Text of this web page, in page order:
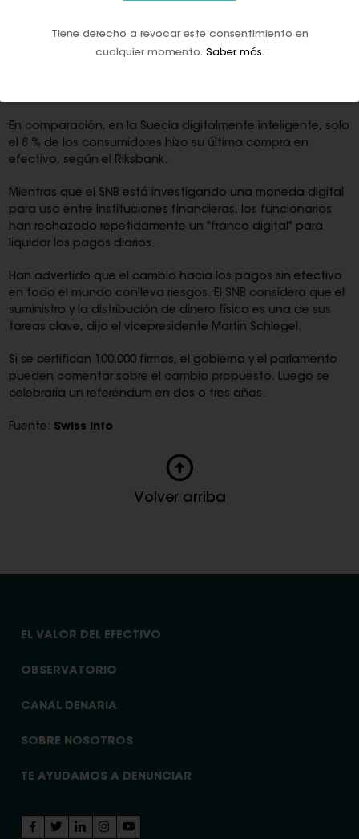
fines del año pasado, el 29% de las transacciones se
En comparación, en la Suecia digitalmente inteligente, solo
el 8 % de los consumidores hizo su última compra en
efectivo, según el Riksbank.
Mientras que el SNB está investigando una moneda digital
para uso entre instituciones financieras, los funcionarios
han rechazado repetidamente un "franco digital" para
liquidar los pagos diarios.
Han advertido que el cambio hacia los pagos sin efectivo
en todo el mundo conlleva riesgos. El SNB considera que el
suministro y la distribución de dinero físico es una de sus
tareas clave, dijo el vicepresidente Martin Schlegel.
Si se certifican 100.000 firmas, el gobierno y el parlamento
pueden comentar sobre el cambio propuesto. Luego se
celebraría un referéndum en dos o tres años.
Fuente: Swiss Info
Volver arriba
EL VALOR DEL EFECTIVO
OBSERVATORIO
CANAL DENARIA
SOBRE NOSOTROS
TE AYUDAMOS A DENUNCIAR
Tiene derecho a revocar este consentimiento en
cualquier momento. Saber más.